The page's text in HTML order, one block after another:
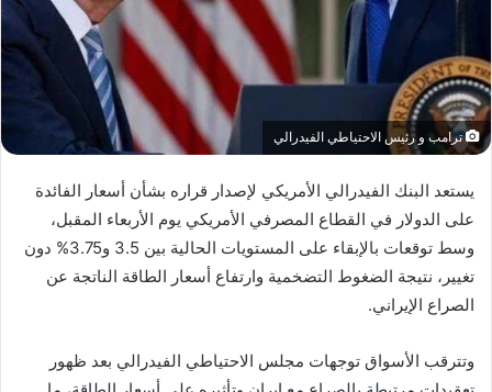
ترامب و رئيس الاحتياطي الفيدرالي
يستعد البنك الفيدرالي الأمريكي لإصدار قراره بشأن أسعار الفائدة
على الدولار في القطاع المصرفي الأمريكي يوم الأربعاء المقبل،
وسط توقعات بالإبقاء على المستويات الحالية بين 3.5 و3.75% دون
تغيير، نتيجة الضغوط التضخمية وارتفاع أسعار الطاقة الناتجة عن
الصراع الإيراني.
وتترقب الأسواق توجهات مجلس الاحتياطي الفيدرالي بعد ظهور